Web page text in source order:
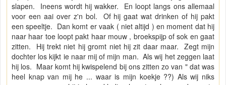
slapen. Ineens wordt hij wakker. En loopt langs ons allemaal
voor een aai over z'n bol. Of hij gaat wat drinken of hij pakt
een speeltje. Dan komt er vaak ( niet altijd ) en moment dat hij
naar haar toe loopt pakt haar mouw , broekspijp of sok en gaat
zitten. Hij trekt niet hij gromt niet hij zit daar maar. Zegt mijn
dochter los kijkt ie naar mij of mijn man. Als wij het zeggen laat
hij los. Maar komt hij kwispelend bij ons zitten zo van " dat was
heel knap van mij he ... waar is mijn koekje ??) Als wij niks